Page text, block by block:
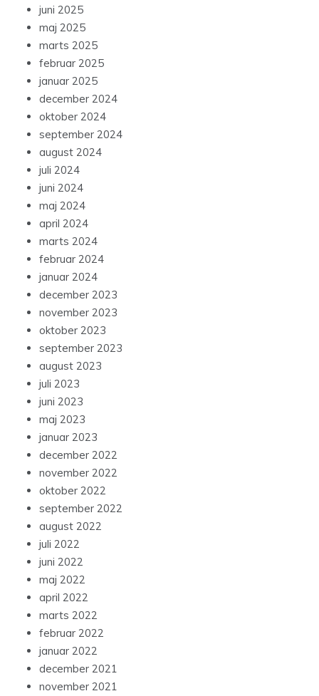
juni 2025
maj 2025
marts 2025
februar 2025
januar 2025
december 2024
oktober 2024
september 2024
august 2024
juli 2024
juni 2024
maj 2024
april 2024
marts 2024
februar 2024
januar 2024
december 2023
november 2023
oktober 2023
september 2023
august 2023
juli 2023
juni 2023
maj 2023
januar 2023
december 2022
november 2022
oktober 2022
september 2022
august 2022
juli 2022
juni 2022
maj 2022
april 2022
marts 2022
februar 2022
januar 2022
december 2021
november 2021